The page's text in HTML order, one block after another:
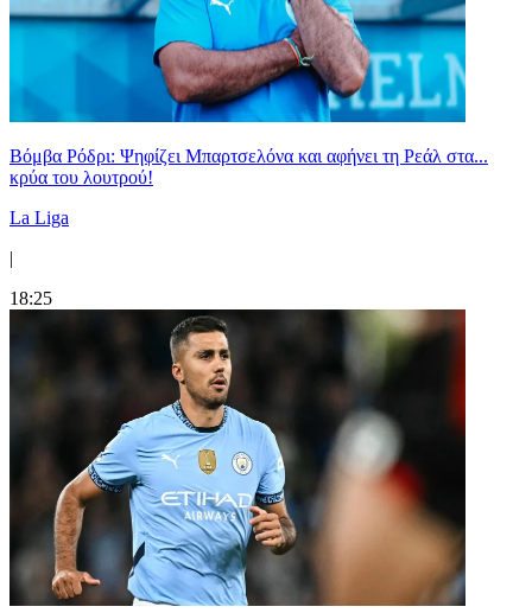
Βόμβα Ρόδρι: Ψηφίζει Μπαρτσελόνα και αφήνει τη Ρεάλ στα...
κρύα του λουτρού!
La Liga
|
18:25